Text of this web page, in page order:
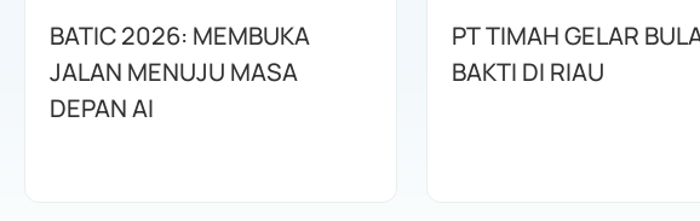
BATIC 2026: MEMBUKA
JALAN MENUJU MASA
DEPAN AI
PT TIMAH GELAR
BAKTI DI RIAU